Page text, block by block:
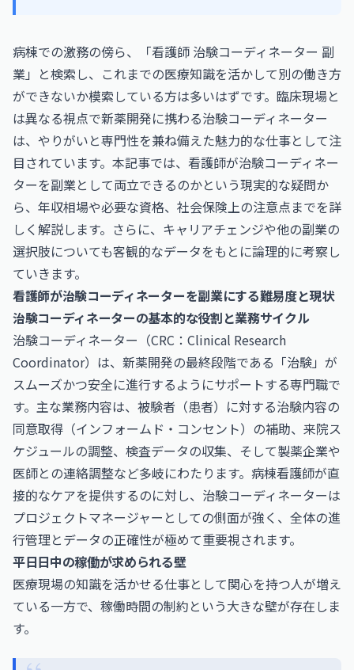
病棟での激務の傍ら、「看護師 治験コーディネーター 副
業」と検索し、これまでの医療知識を活かして別の働き方
ができないか模索している方は多いはずです。臨床現場と
は異なる視点で新薬開発に携わる治験コーディネーター
は、やりがいと専門性を兼ね備えた魅力的な仕事として注
目されています。本記事では、看護師が治験コーディネー
ターを副業として両立できるのかという現実的な疑問か
ら、年収相場や必要な資格、社会保険上の注意点までを詳
しく解説します。さらに、キャリアチェンジや他の副業の
選択肢についても客観的なデータをもとに論理的に考察し
ていきます。
看護師が治験コーディネーターを副業にする難易度と現状
治験コーディネーターの基本的な役割と業務サイクル
治験コーディネーター（CRC：Clinical Research
Coordinator）は、新薬開発の最終段階である「治験」が
スムーズかつ安全に進行するようにサポートする専門職で
す。主な業務内容は、被験者（患者）に対する治験内容の
同意取得（インフォームド・コンセント）の補助、来院ス
ケジュールの調整、検査データの収集、そして製薬企業や
医師との連絡調整など多岐にわたります。病棟看護師が直
接的なケアを提供するのに対し、治験コーディネーターは
プロジェクトマネージャーとしての側面が強く、全体の進
行管理とデータの正確性が極めて重要視されます。
平日日中の稼働が求められる壁
医療現場の知識を活かせる仕事として関心を持つ人が増え
ている一方で、稼働時間の制約という大きな壁が存在しま
す。